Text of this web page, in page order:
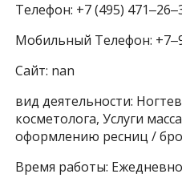
Телефон: +7 (495)
Мобильный Телефон:
Сайт: nan
вид деятельности:
косметолога, Услуги
оформлению ресниц /
Время работы: Ежедневно